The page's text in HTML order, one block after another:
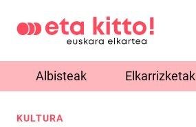
Albisteak Elkarrizketak
KULTURA